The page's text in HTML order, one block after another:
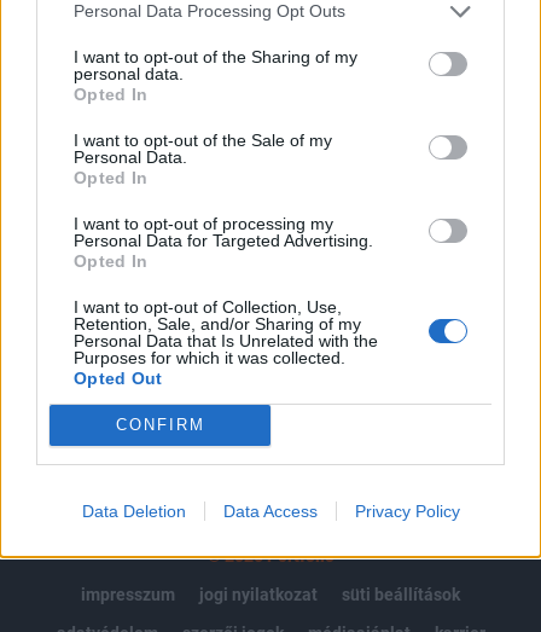
Personal Data Processing Opt Outs
I want to opt-out of the Sharing of my
personal data.
Opted In
I want to opt-out of the Sale of my
Personal Data.
Opted In
I want to opt-out of processing my
Personal Data for Targeted Advertising.
Opted In
I want to opt-out of Collection, Use,
Retention, Sale, and/or Sharing of my
Personal Data that Is Unrelated with the
Purposes for which it was collected.
Opted Out
CONFIRM
Data Deletion Data Access Privacy Policy
A keresett cikk a portfolio.hu hírarchívumához
tartozik, melynek olvasása előfizetéses
regisztrációhoz kötött.
Portfolio.hu teljes cikkarchívum
Kötéslisták: BÉT elmúlt 2 év napon belüli
kötéslistái
MÁR ELŐFIZETŐNK VAGY?BEJELENTKEZÉS
© 2026 Portfolio
impresszum
jogi nyilatkozat
süti beállítások